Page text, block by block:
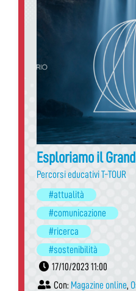
Esploriamo il
Percorsi educativi T-TOUR
#attualità
#comunicazione
#ricerca
#sostenibilità
17/10/2023 11:00
Con: Magazine online,